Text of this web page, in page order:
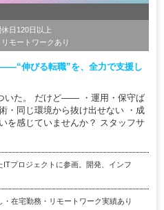
日120日以上
モートワークあり
伸びる転職”を、全力で支援し
いた。 だけど―― ・運用・保守ば
・同じ環境から抜け出せない ・成
を感じていませんか？ スタッフサ
ITプロジェクトに参画。開発、インフ
・在宅勤務・リモートワーク実績あり